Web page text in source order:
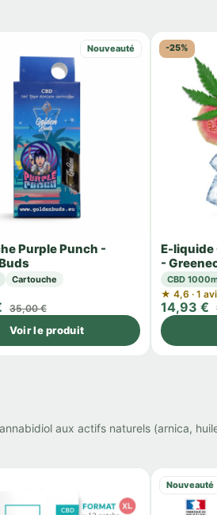
Nouveauté
Purple Punch -
Cartouche
35,00 €
Voir le produit
-25%
E-liquide
-
CBD
★ 4,6 · 1
14,93 €
aux actifs naturels (arnica,
Nouveauté